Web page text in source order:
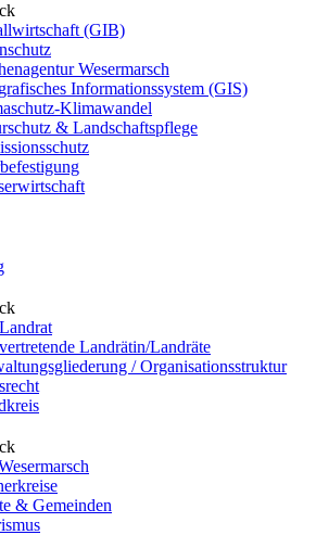
(GIB)
Wesermarsch
Informationssystem (GIS)
Klimawandel
& Landschaftspflege
Landrätin/Landräte
/ Organisationsstruktur
& Gemeinden